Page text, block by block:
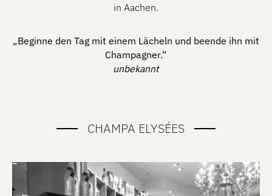
in Aachen.
„Beginne den Tag mit einem Lächeln und beende ihn mit
Champagner.“
unbekannt
CHAMPA ELYSÉES